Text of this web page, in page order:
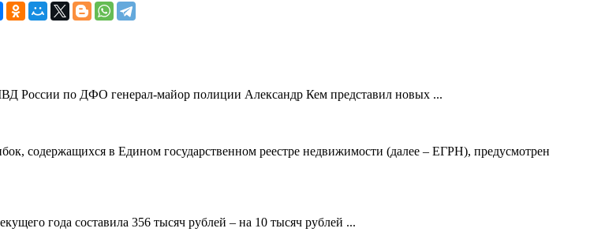
России по ДФО генерал-майор полиции Александр Кем представил новых ...
содержащихся в Едином государственном реестре недвижимости (далее – ЕГРН), предусмотрен
года составила 356 тысяч рублей – на 10 тысяч рублей ...